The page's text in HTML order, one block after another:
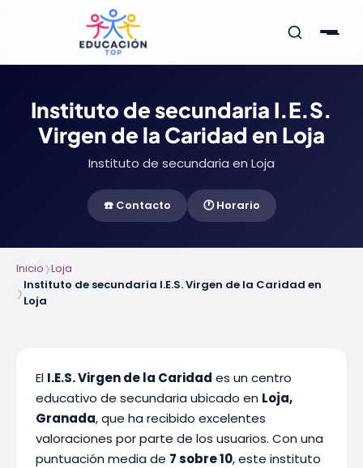
Instituto de secundaria I.E.S.
Virgen de la Caridad en Loja
Instituto de secundaria en Loja
☎️ Contacto 🕐 Horario
Inicio❯Loja
❯
Instituto de secundaria I.E.S. Virgen de la Caridad en
Loja
El I.E.S. Virgen de la Caridad es un centro
educativo de secundaria ubicado en Loja,
Granada, que ha recibido excelentes
valoraciones por parte de los usuarios. Con una
puntuación media de 7 sobre 10, este instituto